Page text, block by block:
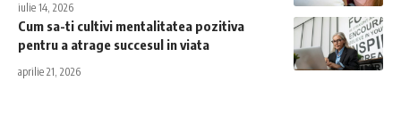
iulie 14, 2026
Cum sa-ti cultivi mentalitatea pozitiva
pentru a atrage succesul in viata
aprilie 21, 2026